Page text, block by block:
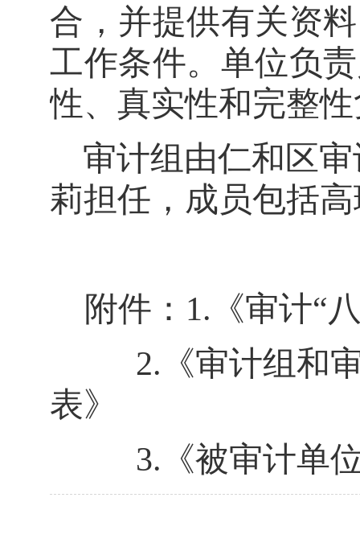
合，并提供有关资
工作条件。 单位负
性、真实性和完整
审计组由仁和区
莉担任，成员包括
附件：1. 《审计“
2. 《审计组和
表》
3. 《被审计单